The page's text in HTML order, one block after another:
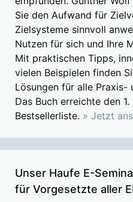
Sie den Aufwand für
Zielsysteme sinnvoll
Nutzen für sich und Ihre
Mit praktischen Tipps,
vielen Beispielen finden
Lösungen für alle Praxis-
Das Buch erreichte den
Bestsellerliste. » Jetzt
Unser Haufe E-
für Vorgesetzte aller